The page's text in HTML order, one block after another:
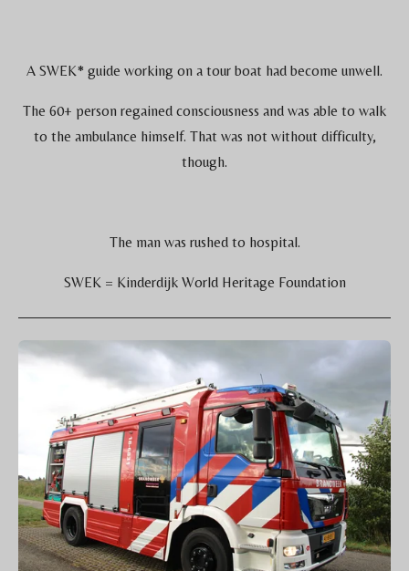
A SWEK* guide working on a tour boat had become unwell.
The 60+ person regained consciousness and was able to walk
to the ambulance himself. That was not without difficulty,
though.
The man was rushed to hospital.
SWEK = Kinderdijk World Heritage Foundation